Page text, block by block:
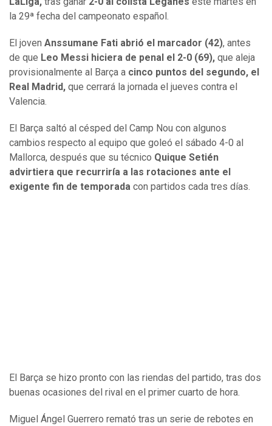
la 29ª fecha del campeonato español.
El joven Anssumane Fati abrió el marcador (42), antes
de que Leo Messi hiciera de penal el 2-0 (69), que aleja
provisionalmente al Barça a cinco puntos del segundo, el
Real Madrid, que cerrará la jornada el jueves contra el
Valencia.
El Barça saltó al césped del Camp Nou con algunos
cambios respecto al equipo que goleó el sábado 4-0 al
Mallorca, después que su técnico Quique Setién
advirtiera que recurriría a las rotaciones ante el
exigente fin de temporada con partidos cada tres días.
El Barça se hizo pronto con las riendas del partido, tras dos
buenas ocasiones del rival en el primer cuarto de hora.
Miguel Ángel Guerrero remató tras un serie de rebotes en